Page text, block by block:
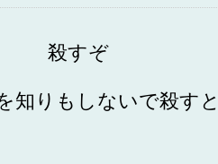
だと
ぞ
知りもしないで殺す